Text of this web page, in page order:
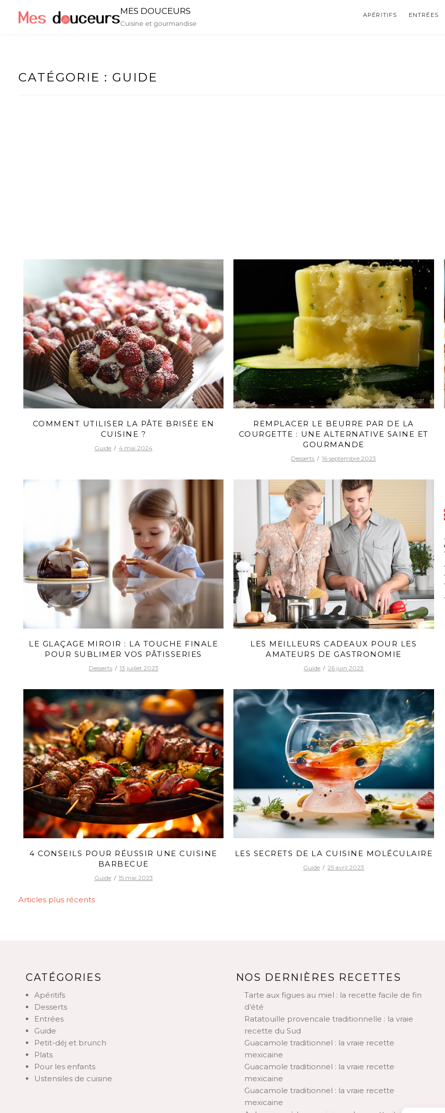
MES DOUCEURS
Cuisine et gourmandise
APÉRITIFS ENTRÉES
CATÉGORIE : GUIDE
COMMENT UTILISER LA PÂTE BRISÉE EN
CUISINE ?
Guide 4 mai 2024
REMPLACER LE BEURRE PAR DE LA
COURGETTE : UNE ALTERNATIVE SAINE ET
GOURMANDE
Desserts 16 septembre 2023
LE GLAÇAGE MIROIR : LA TOUCHE FINALE
POUR SUBLIMER VOS PÂTISSERIES
Desserts 13 juillet 2023
LES MEILLEURS CADEAUX POUR LES
AMATEURS DE GASTRONOMIE
Guide 26 juin 2023
4 CONSEILS POUR RÉUSSIR UNE CUISINE
BARBECUE
Guide 15 mai 2023
LES SECRETS DE LA CUISINE MOLÉCULAIRE
Guide 25 avril 2023
NAVIGATION
Articles plus récents
CATÉGORIES
Apéritifs
Desserts
Entrées
Guide
Petit-déj et brunch
Plats
Pour les enfants
Ustensiles de cuisine
NOS DERNIÈRES RECETTES
Tarte aux figues au miel : la recette facile de fin
d’été
Ratatouille provencale traditionnelle : la vraie
recette du Sud
Guacamole traditionnel : la vraie recette
mexicaine
Guacamole traditionnel : la vraie recette
mexicaine
Guacamole traditionnel : la vraie recette
mexicaine